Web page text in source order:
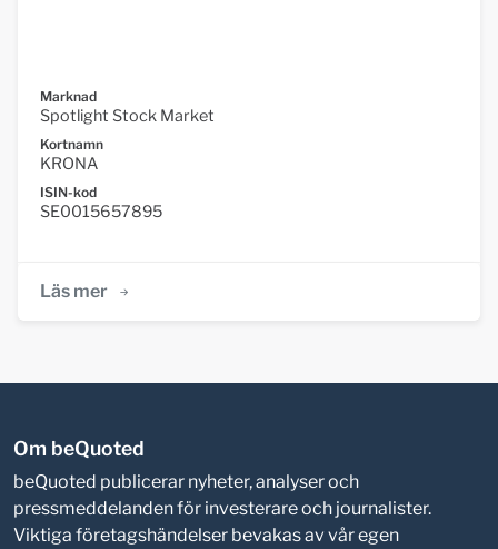
Marknad
Spotlight Stock Market
Kortnamn
KRONA
ISIN-kod
SE0015657895
Läs mer
Om beQuoted
beQuoted publicerar nyheter, analyser och
pressmeddelanden för investerare och journalister.
Viktiga företagshändelser bevakas av vår egen